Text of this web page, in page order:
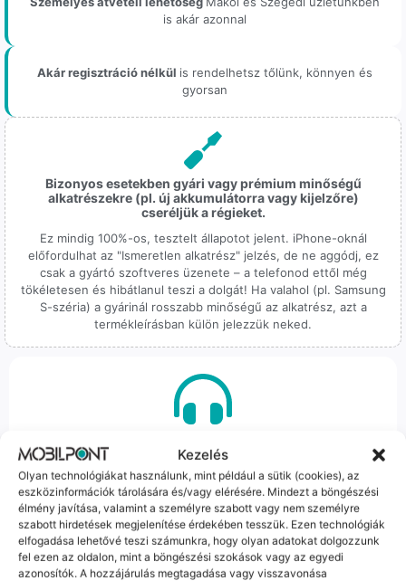
Kezelés
Olyan technológiákat használunk, mint például a sütik (cookies), az
eszközinformációk tárolására és/vagy elérésére. Mindezt a böngészési
élmény javítása, valamint a személyre szabott vagy nem személyre
szabott hirdetések megjelenítése érdekében tesszük. Ezen technológiák
elfogadása lehetővé teszi számunkra, hogy olyan adatokat dolgozzunk
fel ezen az oldalon, mint a böngészési szokások vagy az egyedi
azonosítók. A hozzájárulás megtagadása vagy visszavonása
is akár azonnal
Akár regisztráció nélkül is rendelhetsz tőlünk, könnyen és
gyorsan
Bizonyos esetekben gyári vagy prémium minőségű
alkatrészekre (pl. új akkumulátorra vagy kijelzőre)
cseréljük a régieket.
Ez mindig 100%-os, tesztelt állapotot jelent. iPhone-oknál
előfordulhat az "Ismeretlen alkatrész" jelzés, de ne aggódj, ez
csak a gyártó szoftveres üzenete – a telefonod ettől még
tökéletesen és hibátlanul teszi a dolgát! Ha valahol (pl. Samsung
S-széria) a gyárinál rosszabb minőségű az alkatrész, azt a
termékleírásban külön jelezzük neked.
100% Elérhetőség
Sok éve a szegedi piac meghatározó szereplői vagyunk.
Nem egy arctalan webshop vagyunk: ha kérdésed van, élő
ember veszi fel a telefont, és személyesen is megtalálsz
minket Szegeden.